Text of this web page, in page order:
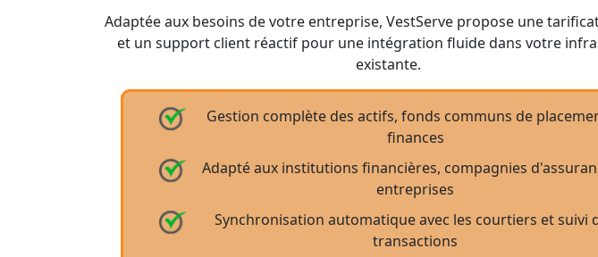
Adaptée aux besoins de votre entreprise, VestServe propose une
et un support client réactif pour une intégration fluide dans votre
existante.
Gestion complète des actifs, fonds communs de
finances
Adapté aux institutions financières, compagnies
entreprises
Synchronisation automatique avec les courtiers et suivi
transactions